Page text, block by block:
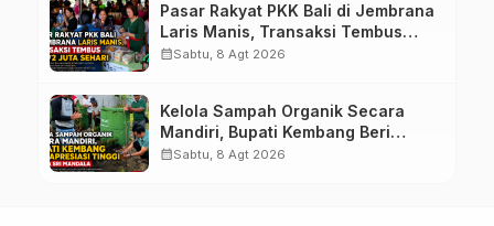
Pasar Rakyat PKK Bali di Jembrana
Laris Manis, Transaksi Tembus
Rp.672 Juta Sehari
calendar_monthSabtu, 8 Agt 2026
Kelola Sampah Organik Secara
Mandiri, Bupati Kembang Beri
Apresiasi Tinggi Warga Sri
calendar_monthSabtu, 8 Agt 2026